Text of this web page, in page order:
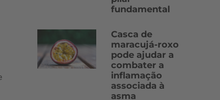
fundamental
Casca de
maracujá-roxo
pode ajudar a
combater a
inflamação
associada à
asma